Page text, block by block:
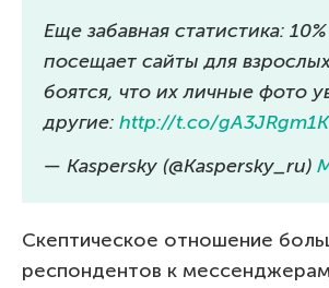
Еще забавная статистика:
посещает сайты для
боятся, что их личные фото
другие: http://t.co/
— Kaspersky (@Kaspersky_ru)
Скептическое отношение
респондентов к